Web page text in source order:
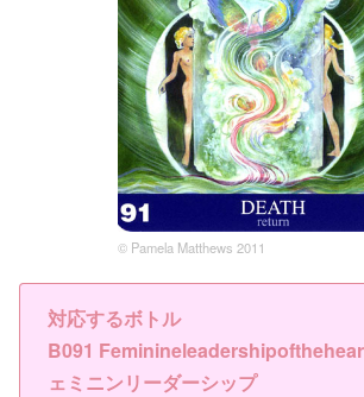
© Pamela Matthews 2011
対応するボトル
B091
ェミニンリーダーシップ